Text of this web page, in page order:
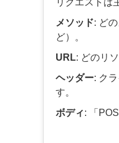
リクエストは
メソッド: ど
ど）。
URL: どのリ
ヘッダー: ク
す。
ボディ: 「